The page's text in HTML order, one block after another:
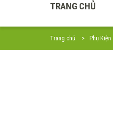
TRANG CHỦ
Trang chủ Phụ Kiện